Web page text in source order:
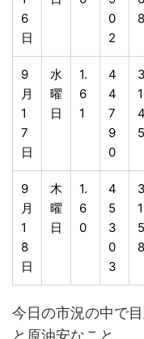
6
日
0
2
8
9
月
1
7
日
水
曜
日
1.
6
1
4
4
7
9
0
3
1
4
5
9
月
1
8
日
木
曜
日
1.
6
0
4
5
3
0
3
3
1
5
8
今日の市況の中で
と原油安なこと。